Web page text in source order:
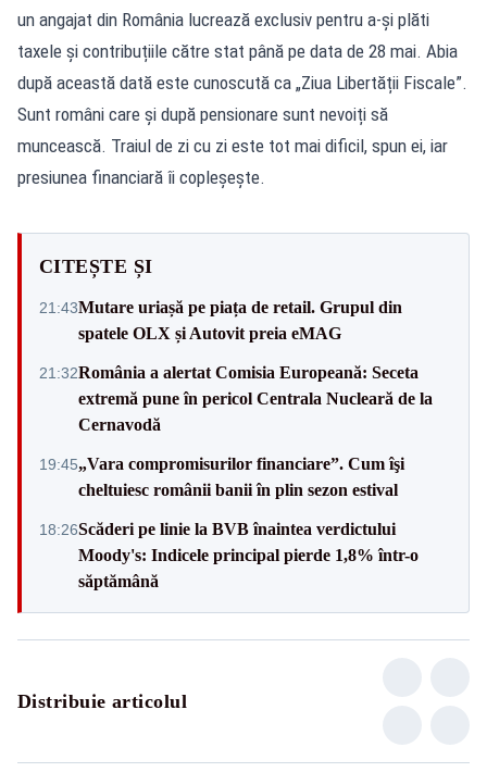
un angajat din România lucrează exclusiv pentru a-și plăti
taxele și contribuțiile către stat până pe data de 28 mai. Abia
după această dată este cunoscută ca „Ziua Libertății Fiscale”.
Sunt români care și după pensionare sunt nevoiți să
muncească. Traiul de zi cu zi este tot mai dificil, spun ei, iar
presiunea financiară îi copleșește.
CITEȘTE ȘI
21:43Mutare uriașă pe piața de retail. Grupul din
spatele OLX și Autovit preia eMAG
21:32România a alertat Comisia Europeană: Seceta
extremă pune în pericol Centrala Nucleară de la
Cernavodă
19:45„Vara compromisurilor financiare”. Cum îşi
cheltuiesc românii banii în plin sezon estival
18:26Scăderi pe linie la BVB înaintea verdictului
Moody's: Indicele principal pierde 1,8% într-o
săptămână
Distribuie articolul